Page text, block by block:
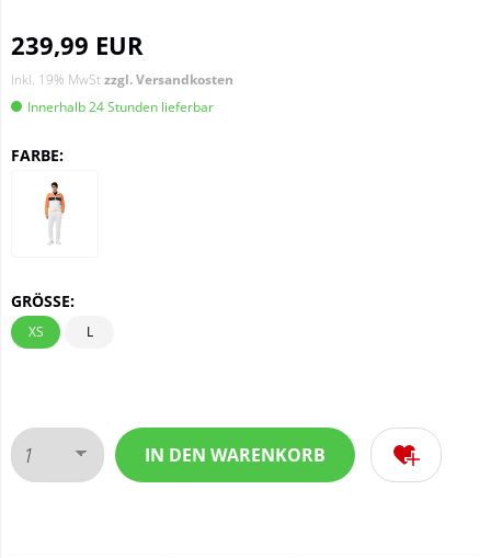
239,99 EUR
Inkl. 19% MwStzzgl. Versandkosten
Innerhalb 24 Stunden lieferbar
FARBE:
GRÖSSE:
XS L